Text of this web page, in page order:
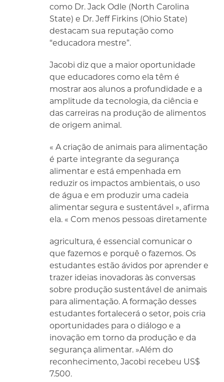
como Dr. Jack Odle (North Carolina
State) e Dr. Jeff Firkins (Ohio State)
destacam sua reputação como
“educadora mestre”.
Jacobi diz que a maior oportunidade
que educadores como ela têm é
mostrar aos alunos a profundidade e a
amplitude da tecnologia, da ciência e
das carreiras na produção de alimentos
de origem animal.
« A criação de animais para alimentação
é parte integrante da segurança
alimentar e está empenhada em
reduzir os impactos ambientais, o uso
de água e em produzir uma cadeia
alimentar segura e sustentável », afirma
ela. « Com menos pessoas diretamente
agricultura, é essencial comunicar o
que fazemos e porquê o fazemos. Os
estudantes estão ávidos por aprender e
trazer ideias inovadoras às conversas
sobre produção sustentável de animais
para alimentação. A formação desses
estudantes fortalecerá o setor, pois cria
oportunidades para o diálogo e a
inovação em torno da produção e da
segurança alimentar. »Além do
reconhecimento, Jacobi recebeu US$
7.500.